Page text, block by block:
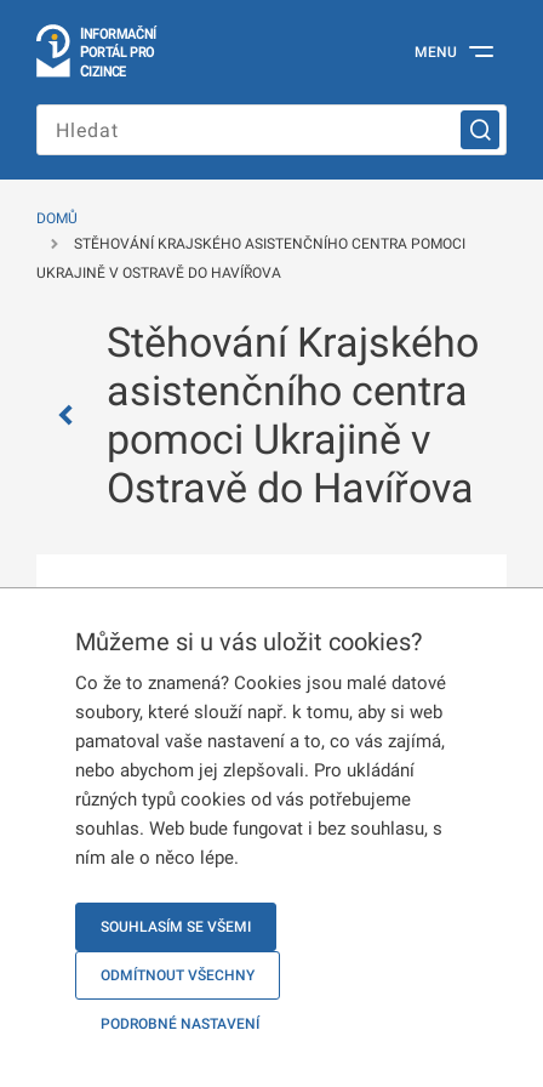
INFORMAČNÍ
PORTÁL PRO
CIZINCE
portál
cizince
Ministerstva
republiky
MENU
Můžeme si u vás uložit cookies?
Co že to znamená? Cookies jsou malé datové
soubory, které slouží např. k tomu, aby si web
pamatoval vaše nastavení a to, co vás zajímá,
nebo abychom jej zlepšovali. Pro ukládání
různých typů cookies od vás potřebujeme
souhlas. Web bude fungovat i bez souhlasu, s
ním ale o něco lépe.
SOUHLASÍM SE VŠEMI
ODMÍTNOUT VŠECHNY
PODROBNÉ NASTAVENÍ
DOMŮ
STĚHOVÁNÍ KRAJSKÉHO ASISTENČNÍHO CENTRA POMOCI
UKRAJINĚ V OSTRAVĚ DO HAVÍŘOVA
Stěhování Krajského
asistenčního centra
pomoci Ukrajině v
Ostravě do Havířova
Dne25. 10. 2024 ve 12.00 dojde k uzavření
KACPU Ostrava. Pracoviště se následně
přestěhuje do Havířova na novou adresuNa Kopci
5, 735 64 Havířov – Dolní Suchá. Na nové adrese
bude znovu otevřeno od30. 10. 2024.
Krátkodobé přístřešíse také přestěhuje do
Havířova. Na stejné adrese bude otevřeno již